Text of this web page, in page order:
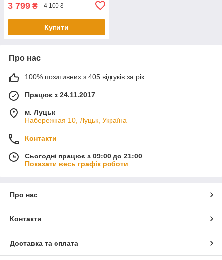
3 799 ₴ 4 100 ₴
Купити
Про нас
100% позитивних з 405 відгуків за рік
Працює з 24.11.2017
м. Луцьк
Набережная 10, Луцьк, Україна
Контакти
Сьогодні працює з 09:00 до 21:00
Показати весь графік роботи
Про нас
Контакти
Доставка та оплата